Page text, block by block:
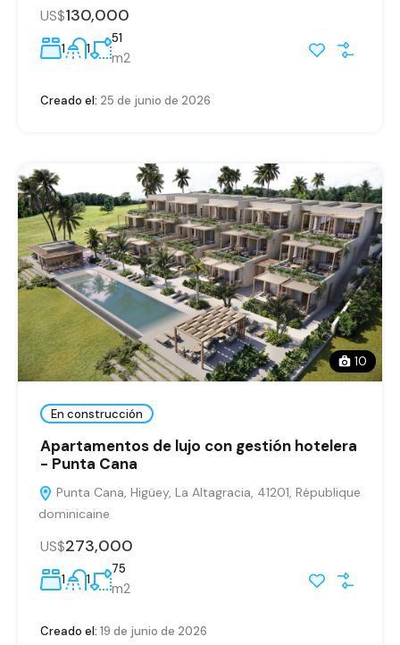
US$130,000
1 1
51
m2
Creado el: 25 de junio de 2026
10
En construcción
Apartamentos de lujo con gestión hotelera
- Punta Cana
Punta Cana, Higüey, La Altagracia, 41201, République
dominicaine
US$273,000
1 1
75
m2
Creado el: 19 de junio de 2026